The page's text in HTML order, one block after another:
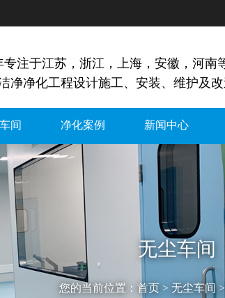
专注于江苏，浙江，上海，安徽，河南
净净化工程设计施工、安装、维护及改
间 净化案例 新闻中心
无尘车间
您的当前位置： 首页 > 无尘车间